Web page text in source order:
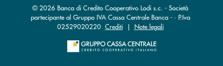
© 2026 Banca di Credito Cooperativo Lodi s.c. - Società
partecipante al Gruppo IVA Cassa Centrale Banca - · P.Iva
02529020220 Crediti| Note legali